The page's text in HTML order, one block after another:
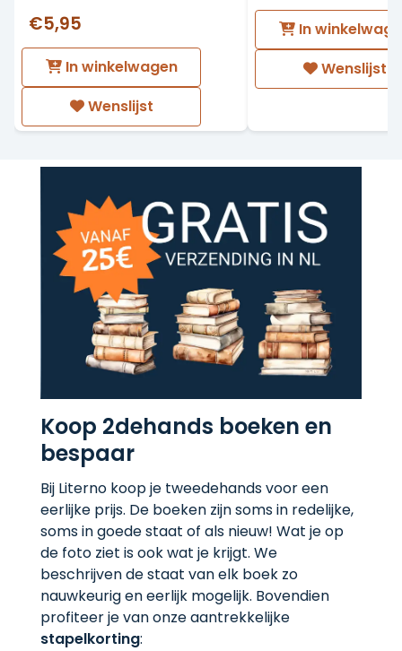
€5,95
In winkelwagen
Wenslijst
In
Wenslijst
Koop 2dehands boeken en
bespaar
Bij Literno koop je tweedehands voor een
eerlijke prijs. De boeken zijn soms in redelijke,
soms in goede staat of als nieuw! Wat je op
de foto ziet is ook wat je krijgt. We
beschrijven de staat van elk boek zo
nauwkeurig en eerlijk mogelijk. Bovendien
profiteer je van onze aantrekkelijke
stapelkorting: